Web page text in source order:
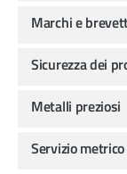
Marchi e
Sicurezza dei
Metalli preziosi
Servizio metrico